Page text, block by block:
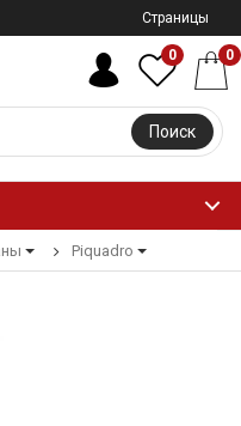
Страницы
Поиск
0 0
Piquadro